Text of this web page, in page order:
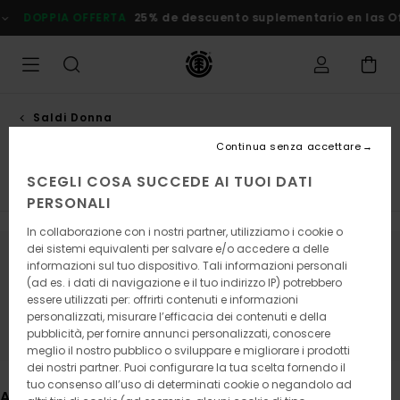
alla
selezione
griglie
de descuento suplementario en las Ofertas Risparmia Subito!
Saldi Donna
Top e Magliette Pantaloni Giacche Visualizza
Continua a seguirci, i prodotti che
cerchi presto saranno di nuovo
disponibili
SCEGLI COSA SUCCEDE AI TUOI DATI
PERSONALI
In collaborazione con i nostri partner, utilizziamo i cookie o
dei sistemi equivalenti per salvare e/o accedere a delle
informazioni sul tuo dispositivo. Tali informazioni personali
(ad es. i dati di navigazione e il tuo indirizzo IP) potrebbero
essere utilizzati per: offrirti contenuti e informazioni
personalizzati, misurare l’efficacia dei contenuti e della
pubblicità, per fornire annunci personalizzati, conoscere
meglio il nostro pubblico o sviluppare e migliorare i prodotti
dei nostri partner. Puoi configurare la tua scelta fornendo il
tuo consenso all’uso di determinati cookie o negandolo ad
Continua senza accettare